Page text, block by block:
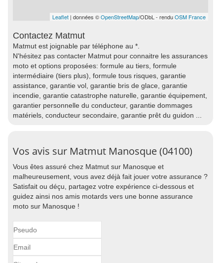
Leaflet | données ©OpenStreetMap/ODbL - renduOSM France
Contactez Matmut
Matmut est joignable par téléphone au *.
N'hésitez pas contacter Matmut pour connaitre les assurances
moto et options proposées: formule au tiers, formule
intermédiaire (tiers plus), formule tous risques, garantie
assistance, garantie vol, garantie bris de glace, garantie
incendie, garantie catastrophe naturelle, garantie équipement,
garantier personnelle du conducteur, garantie dommages
matériels, conducteur secondaire, garantie prêt du guidon ...
Vos avis sur Matmut Manosque (04100)
Vous êtes assuré chez Matmut sur Manosque et
malheureusement, vous avez déjà fait jouer votre assurance ?
Satisfait ou déçu, partagez votre expérience ci-dessous et
guidez ainsi nos amis motards vers une bonne assurance
moto sur Manosque !